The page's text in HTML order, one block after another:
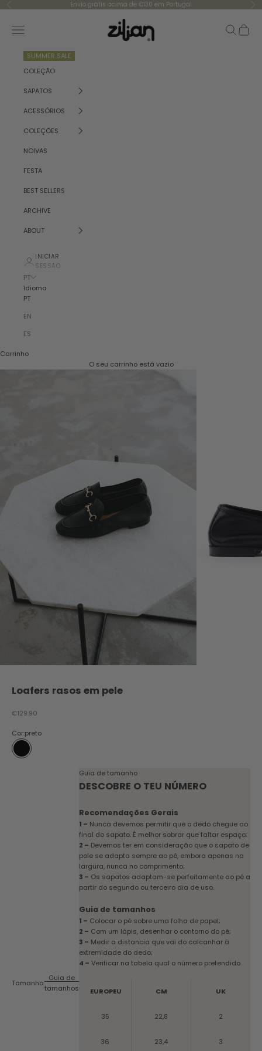
Saltar para o conteúdo
Anterior Envio grátis acima de €130 em Portugal
Zilian
Menu Pesquisar
SUMMER SALE
COLEÇÃO
SAPATOS
ACESSÓRIOS
COLEÇÕES
NOIVAS
FESTA
BEST SELLERS
ARCHIVE
ABOUT
INICIAR
SESSÃO
PT
Idioma
PT
EN
ES
Carrinho
O seu carrinho está vazio
Loafers rasos em pele
Preço promocional
€129.90
Cor:preto
preto
Tamanho:
Guia de
tamanhos
Guia de tamanho
DESCOBRE O TEU NÚMERO
Recomendações Gerais
1 – Nunca devemos permitir que o dedo chegue ao
final do sapato. É melhor sobrar que faltar espaço;
2 – Devemos ter em consideração que o sapato de
pele se adapta sempre ao pé, embora apenas na
largura, nunca no comprimento;
3 – Os sapatos adaptam-se perfeitamente ao pé a
partir do segundo ou terceiro dia de uso.
Guia de tamanhos
1 – Colocar o pé sobre uma folha de papel;
2 – Com um lápis, desenhar o contorno do pé;
3 – Medir a distancia que vai do calcanhar à
extremidade do dedo;
4 – Verificar na tabela qual o número pretendido.
EUROPEU CM UK
35 22,8 2
36 23,4 3